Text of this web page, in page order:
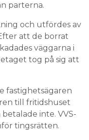
parterna.
och utfördes av
att de borrat
väggarna i
tog på sig att
fastighetsägaren
till fritidshuset
inte. VVS-
tingsrätten.